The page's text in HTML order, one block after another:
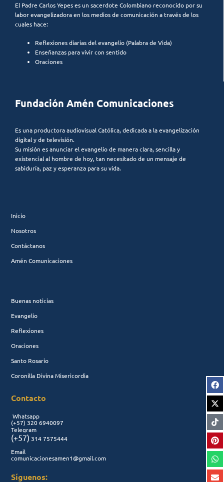
El Padre Carlos Yepes es un sacerdote Colombiano reconocido por su
labor evangelizadora en los medios de comunicación a través de los
cuales hace:
Reflexiones diarias del evangelio (Palabra de Vida)
Enseñanzas para vivir con sentido
Oraciones
Fundación Amén Comunicaciones
Es una productora audiovisual Católica, dedicada a la evangelización
digital y de televisión.
Su misión es anunciar el evangelio de manera clara, sencilla y
existencial al hombre de hoy, tan necesitado de un mensaje de
sabiduría, paz y esperanza para su vida.
Inicio
Nosotros
Contáctanos
Amén Comunicaciones
Buenas noticias
Evangelio
Reflexiones
Oraciones
Santo Rosario
Coronilla Divina Misericordia
Contacto
Whatsapp
(+57) 320 6940097
Telegram
(+57) 314 7575444
Email
comunicacionesamen1@gmail.com
Síguenos: